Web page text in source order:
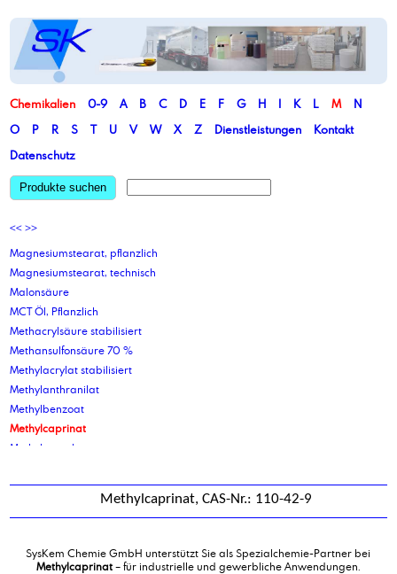
Chemikalien 0-9 A B C D E F G H I K L M
N
O
P R S T U V W X Z Dienstleistungen
Kontakt
Datenschutz
Produkte suchen
<< >>
Magnesiumstearat, pflanzlich
Magnesiumstearat, technisch
Malonsäure
MCT Öl, Pflanzlich
Methacrylsäure stabilisiert
Methansulfonsäure 70 %
Methylacrylat stabilisiert
Methylanthranilat
Methylbenzoat
Methylcaprinat
Methylcaprylat
Methyldiethanolamin, Endverbleibserklärungspflichtig
Methyloleat
Methylcaprinat, CAS-Nr.: 110-42-9
SysKem Chemie GmbH unterstützt Sie als Spezialchemie-Partner bei
Methylcaprinat– für industrielle und gewerbliche Anwendungen.